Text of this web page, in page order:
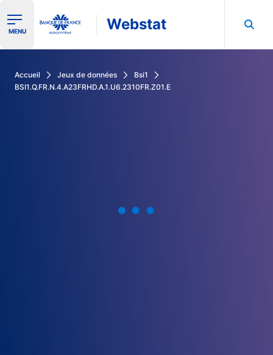
Ouvrir le menu de navigation
MENU Webstat
Accueil Jeux de données
Bsi1
BSI1.Q.FR.N.4.A23FRHD.A.1.U6.2310FR.Z01.E